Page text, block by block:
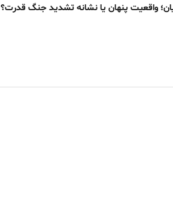
واقعیت پنهان یا نشانه تشدید جنگ قدرت؟